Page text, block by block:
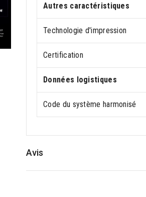
Autres caractéristiques
Technologie d'impression
Certification
Données logistiques
Code du système harmonisé
Avis